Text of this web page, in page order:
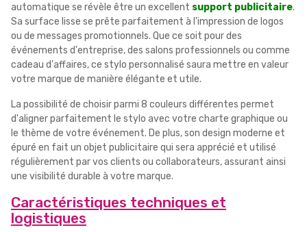
automatique se révèle être un excellent support publicitaire.
Sa surface lisse se prête parfaitement à l'impression de logos
ou de messages promotionnels. Que ce soit pour des
événements d'entreprise, des salons professionnels ou comme
cadeau d'affaires, ce stylo personnalisé saura mettre en valeur
votre marque de manière élégante et utile.
La possibilité de choisir parmi 8 couleurs différentes permet
d'aligner parfaitement le stylo avec votre charte graphique ou
le thème de votre événement. De plus, son design moderne et
épuré en fait un objet publicitaire qui sera apprécié et utilisé
régulièrement par vos clients ou collaborateurs, assurant ainsi
une visibilité durable à votre marque.
Caractéristiques techniques et
logistiques